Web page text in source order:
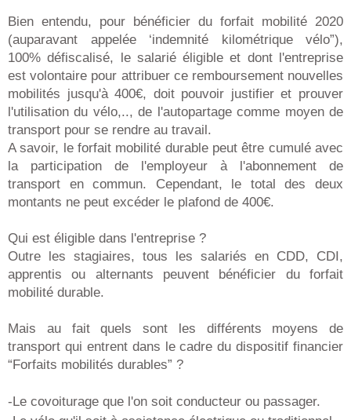
Bien entendu, pour bénéficier du forfait mobilité 2020
(auparavant appelée ‘indemnité kilométrique vélo”),
100% défiscalisé, le salarié éligible et dont l'entreprise
est volontaire pour attribuer ce remboursement nouvelles
mobilités jusqu'à 400€, doit pouvoir justifier et prouver
l'utilisation du vélo,.., de l'autopartage comme moyen de
transport pour se rendre au travail.
A savoir, le forfait mobilité durable peut être cumulé avec
la participation de l'employeur à l'abonnement de
transport en commun. Cependant, le total des deux
montants ne peut excéder le plafond de 400€.
Qui est éligible dans l'entreprise ?
Outre les stagiaires, tous les salariés en CDD, CDI,
apprentis ou alternants peuvent bénéficier du forfait
mobilité durable.
Mais au fait quels sont les différents moyens de
transport qui entrent dans le cadre du dispositif financier
“Forfaits mobilités durables” ?
-Le covoiturage que l'on soit conducteur ou passager.